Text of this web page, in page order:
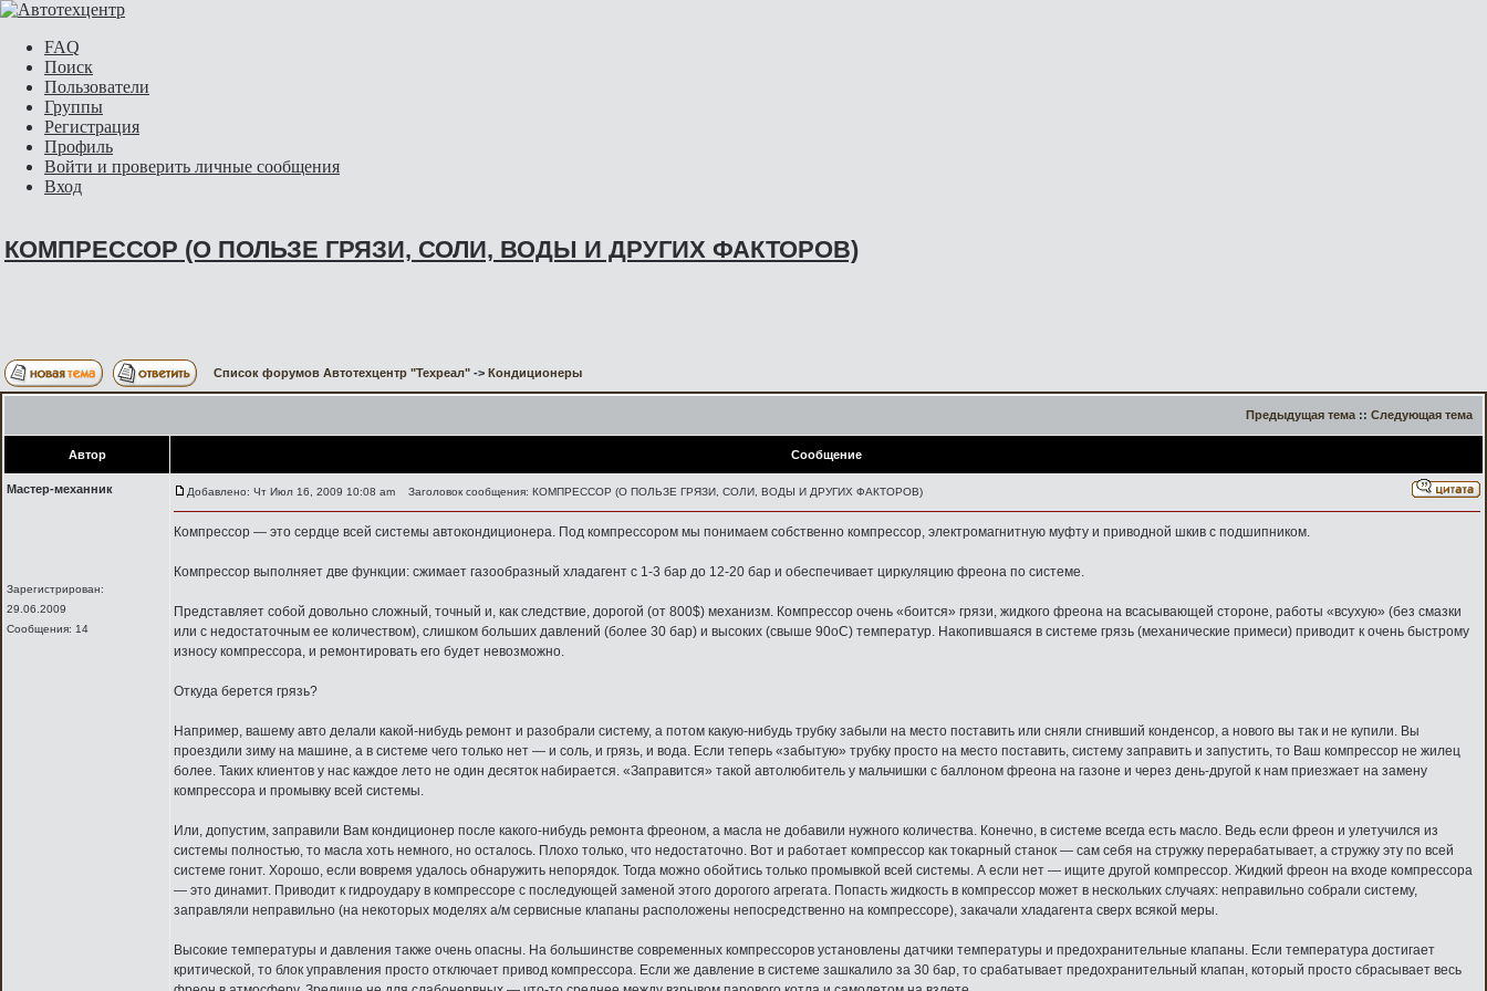
FAQ
Поиск
Пользователи
Группы
Регистрация
Профиль
Войти и проверить личные сообщения
Вход
КОМПРЕССОР (О ПОЛЬЗЕ ГРЯЗИ, СОЛИ, ВОДЫ И ДРУГИХ ФАКТОРОВ)
Список форумов Автотехцентр "Техреал" -> Кондиционеры
Предыдущая тема :: Следующая тема
Автор Сообщение
Мастер-механник
Зарегистрирован:
29.06.2009
Сообщения: 14
Добавлено: Чт Июл 16, 2009 10:08 am Заголовок сообщения: КОМПРЕССОР (О ПОЛЬЗЕ ГРЯЗИ, СОЛИ, ВОДЫ И ДРУГИХ ФАКТОРОВ)
Компрессор — это сердце всей системы автокондиционера. Под компрессором мы понимаем собственно компрессор, электромагнитную муфту и приводной шкив с подшипником.
Компрессор выполняет две функции: сжимает газообразный хладагент с 1-3 бар до 12-20 бар и обеспечивает циркуляцию фреона по системе.
Представляет собой довольно сложный, точный и, как следствие, дорогой (от 800$) механизм. Компрессор очень «боится» грязи, жидкого фреона на всасывающей стороне, работы «всухую» (без смазки
или с недостаточным ее количеством), слишком больших давлений (более 30 бар) и высоких (свыше 90oС) температур. Накопившаяся в системе грязь (механические примеси) приводит к очень быстрому
износу компрессора, и ремонтировать его будет невозможно.
Откуда берется грязь?
Например, вашему авто делали какой-нибудь ремонт и разобрали систему, а потом какую-нибудь трубку забыли на место поставить или сняли сгнивший конденсор, а нового вы так и не купили. Вы
проездили зиму на машине, а в системе чего только нет — и соль, и грязь, и вода. Если теперь «забытую» трубку просто на место поставить, систему заправить и запустить, то Ваш компрессор не жилец
более. Таких клиентов у нас каждое лето не один десяток набирается. «Заправится» такой автолюбитель у мальчишки с баллоном фреона на газоне и через день-другой к нам приезжает на замену
компрессора и промывку всей системы.
Или, допустим, заправили Вам кондиционер после какого-нибудь ремонта фреоном, а масла не добавили нужного количества. Конечно, в системе всегда есть масло. Ведь если фреон и улетучился из
системы полностью, то масла хоть немного, но осталось. Плохо только, что недостаточно. Вот и работает компрессор как токарный станок — сам себя на стружку перерабатывает, а стружку эту по всей
системе гонит. Хорошо, если вовремя удалось обнаружить непорядок. Тогда можно обойтись только промывкой всей системы. А если нет — ищите другой компрессор. Жидкий фреон на входе компрессора
— это динамит. Приводит к гидроудару в компрессоре с последующей заменой этого дорогого агрегата. Попасть жидкость в компрессор может в нескольких случаях: неправильно собрали систему,
заправляли неправильно (на некоторых моделях а/м сервисные клапаны расположены непосредственно на компрессоре), закачали хладагента сверх всякой меры.
Высокие температуры и давления также очень опасны. На большинстве современных компрессоров установлены датчики температуры и предохранительные клапаны. Если температура достигает
критической, то блок управления просто отключает привод компрессора. Если же давление в системе зашкалило за 30 бар, то срабатывает предохранительный клапан, который просто сбрасывает весь